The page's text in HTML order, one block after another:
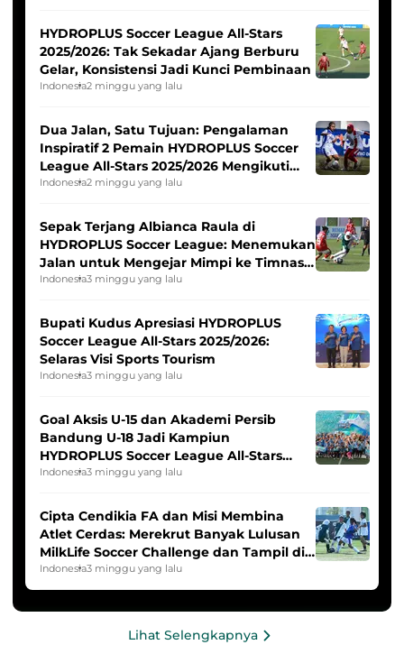
HYDROPLUS Soccer League All-Stars
2025/2026: Tak Sekadar Ajang Berburu
Gelar, Konsistensi Jadi Kunci Pembinaan
Indonesia2 minggu yang lalu
Dua Jalan, Satu Tujuan: Pengalaman
Inspiratif 2 Pemain HYDROPLUS Soccer
League All-Stars 2025/2026 Mengikuti
Seleksi Timnas Indonesia Putri
Indonesia2 minggu yang lalu
Sepak Terjang Albianca Raula di
HYDROPLUS Soccer League: Menemukan
Jalan untuk Mengejar Mimpi ke Timnas
Indonesia Putri
Indonesia3 minggu yang lalu
Bupati Kudus Apresiasi HYDROPLUS
Soccer League All-Stars 2025/2026:
Selaras Visi Sports Tourism
Indonesia3 minggu yang lalu
Goal Aksis U-15 dan Akademi Persib
Bandung U-18 Jadi Kampiun
HYDROPLUS Soccer League All-Stars
2025/2026
Indonesia3 minggu yang lalu
Cipta Cendikia FA dan Misi Membina
Atlet Cerdas: Merekrut Banyak Lulusan
MilkLife Soccer Challenge dan Tampil di
HYDROPLUS Soccer League
Indonesia3 minggu yang lalu
Lihat Selengkapnya